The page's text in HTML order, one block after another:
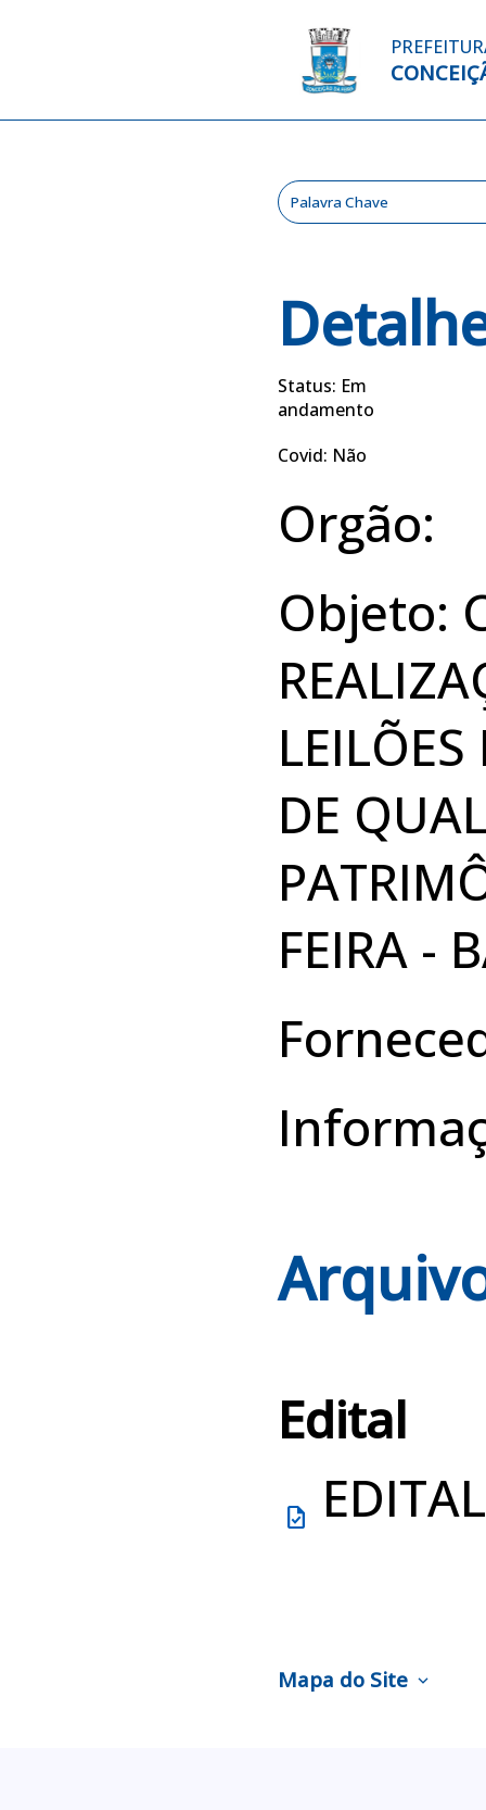
Status: Em
andamento
Covid: Não
Orgão:
Objeto:
DE
FEIRA -
Edital
task
Mapa do Site expand_more